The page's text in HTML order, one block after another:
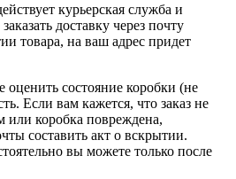
курьерская служба и
доставку через почту
товара, на ваш адрес придет
состояние коробки (не
Если вам кажется, что заказ не
или коробка повреждена,
составить акт о вскрытии.
вы можете только после